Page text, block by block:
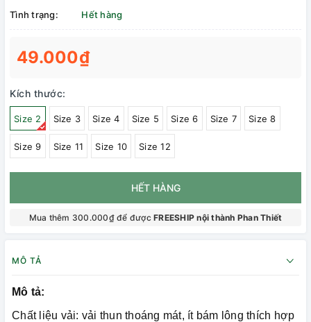
Tình trạng:
Hết hàng
49.000₫
Kích thước:
Size 2 Size 3 Size 4 Size 5 Size 6 Size 7 Size 8
Size 9 Size 11 Size 10 Size 12
HẾT HÀNG
Mua thêm 300.000₫ để đượcFREESHIP nội thành Phan Thiết
MÔ TẢ
Mô tả:
Chất liệu vải: vải thun thoáng mát, ít bám lông thích hợp